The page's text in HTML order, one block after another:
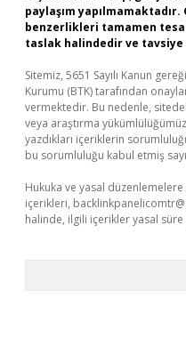
paylaşım
benzerlikleri tamamen
taslak halindedir ve
Sitemiz, 5651 Sayılı Kanun
Kurumu (BTK) tarafından
vermektedir. Bu nedenle,
veya araştırma
yazdıkları içeriklerin
bu sorumluluğu kabul etmiş
Hukuka ve yasal
içerikleri,
halinde, ilgili içerikler yasal süre